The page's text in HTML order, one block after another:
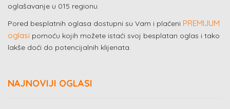
oglašavanje u 015 regionu.
Pored besplatnih oglasa dostupni su Vam i plaćeni PREMIJUM
oglasi pomoću kojih možete istaći svoj besplatan oglas i tako
lakše doći do potencijalnih klijenata.
NAJNOVIJI OGLASI